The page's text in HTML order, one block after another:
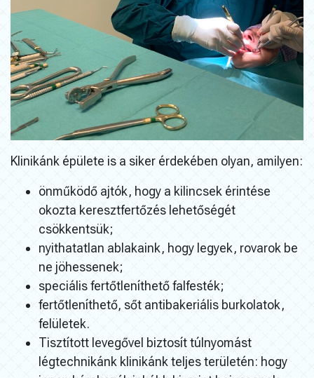
Klinikánk épülete is a siker érdekében olyan, amilyen:
önműködő ajtók, hogy a kilincsek érintése
okozta keresztfertőzés lehetőségét
csökkentsük;
nyithatatlan ablakaink, hogy legyek, rovarok be
ne jöhessenek;
speciális fertőtleníthető falfesték;
fertőtleníthető, sőt antibakeriális burkolatok,
felületek.
Tisztított levegővel biztosít túlnyomást
légtechnikánk klinikánk teljes területén: hogy